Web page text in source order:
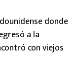
donde
a la
con viejos